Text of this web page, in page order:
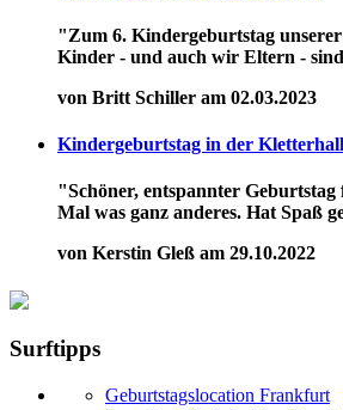
"Zum 6. Kindergeburtstag
Kinder - und auch wir Eltern -
von Britt Schiller am 02.03.2023
Kindergeburtstag in der
"Schöner, entspannter Geburtstag
Mal was ganz anderes. Hat Spaß
von Kerstin Gleß am 29.10.2022
Surftipps
Geburtstagslocation Frankfurt